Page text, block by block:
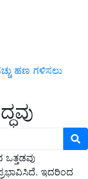
ಹಣ ಗಳಿಸಲು
ಇದರಿಂದ